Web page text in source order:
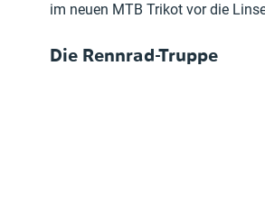
im neuen MTB Trikot vor die
Die Rennrad-Truppe